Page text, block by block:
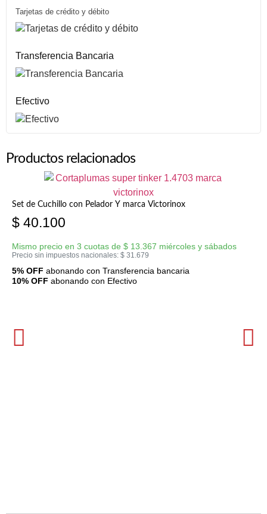
Tarjetas de crédito y débito
Transferencia Bancaria
Efectivo
Productos relacionados
Set de Cuchillo con Pelador Y marca Victorinox
$ 40.100
Mismo precio en 3 cuotas de $ 13.367 miércoles y sábados
Precio sin impuestos nacionales: $ 31.679
5% OFF abonando con Transferencia bancaria
10% OFF abonando con Efectivo